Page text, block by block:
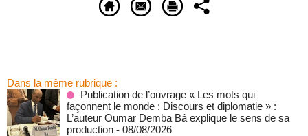
Dans la même rubrique :
Publication de l’ouvrage « Les mots qui
façonnent le monde : Discours et diplomatie » :
L’auteur Oumar Demba Bâ explique le sens de sa
production - 08/08/2026